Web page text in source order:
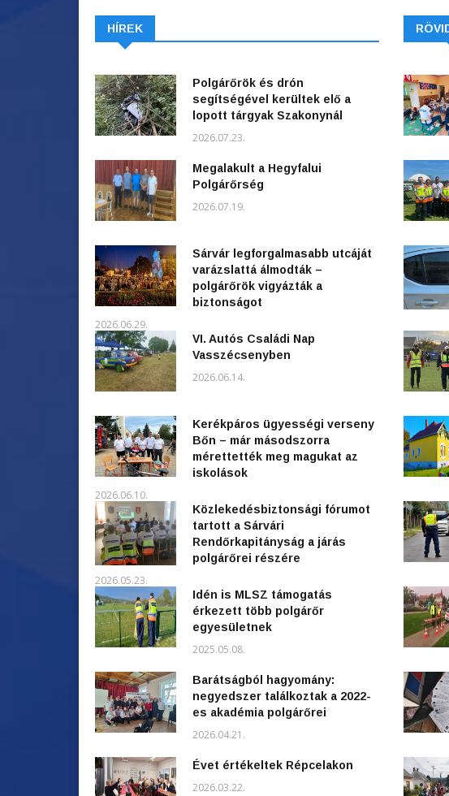
HÍREK
Polgárőrök és drón
segítségével kerültek elő a
lopott tárgyak Szakonynál
2026.07.23.
Megalakult a Hegyfalui
Polgárőrség
2026.07.19.
Sárvár legforgalmasabb utcáját
varázslattá álmodták –
polgárőrök vigyázták a
biztonságot
2026.06.29.
VI. Autós Családi Nap
Vasszécsenyben
2026.06.14.
Kerékpáros ügyességi verseny
Bőn – már másodszorra
mérettették meg magukat az
iskolások
2026.06.10.
Közlekedésbiztonsági fórumot
tartott a Sárvári
Rendőrkapitányság a járás
polgárőrei részére
2026.05.23.
Idén is MLSZ támogatás
érkezett több polgárőr
egyesületnek
2025.05.08.
Barátságból hagyomány:
negyedszer találkoztak a 2022-
es akadémia polgárőrei
2026.04.21.
Évet értékeltek Répcelakon
2026.03.22.